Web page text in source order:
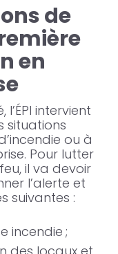
de
en
intervient
situations
ou à
Pour lutter
il va devoir
l’alerte et
suivantes :
incendie ;